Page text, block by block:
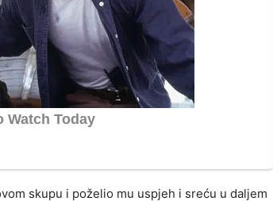
skupu i poželio mu uspjeh i sreću u daljem